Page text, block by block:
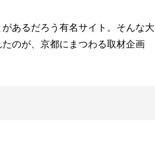
あるだろう有名サイト。そんな大
のが、京都にまつわる取材企画